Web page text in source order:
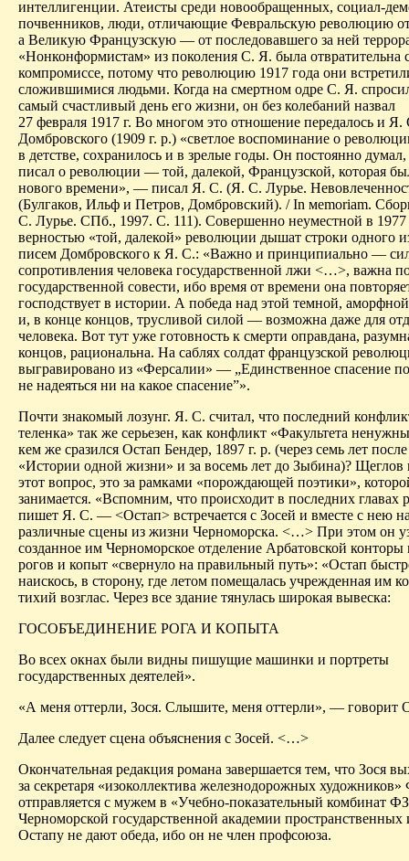
интеллигенции. Атеисты среди новообращенных, социал-
почвенников, люди, отличающие Февральскую революцию
а Великую Французскую — от последовавшего за ней
«Нонконформистам» из поколения С. Я. была отвратительна
компромиссе, потому что революцию 1917 года они
сложившимися людьми. Когда на смертном одре С. Я.
самый счастливый день его жизни, он без колебаний назвал
27 февраля 1917 г. Во многом это отношение передалось и
Домбровского (1909 г. р.) «светлое воспоминание о
в детстве, сохранилось и в зрелые годы. Он постоянно
писал о революции — той, далекой, Французской, которая
нового времени», — писал Я. С. (Я. С. Лурье.
(Булгаков, Ильф и Петров, Домбровский). /In мemoriam.
С. Лурье. СПб., 1997. С. 111). Совершенно неуместной в 1977
верностью «той, далекой» революции дышат строки одного
писем Домбровского к Я. С.: «Важно и принципиально —
сопротивления человека государственной лжи <…>, важна
государственной совести, ибо время от времени она
господствует в истории. А победа над этой темной,
и, в конце концов, трусливой силой — возможна даже для
человека. Вот тут уже готовность к смерти оправдана,
концов, рациональна. На саблях солдат французской
выгравировано из «Ферсалии» — „Единственное спасение
не надеяться ни на какое спасение”».
Почти знакомый лозунг. Я. С. считал, что последний
теленка» так же серьезен, как конфликт «Факультета
кем же сразился Остап Бендер, 1897 г. р. (через семь лет после
«Истории одной жизни» и за восемь лет до Зыбина)? Щеглов
этот вопрос, это за рамками «порождающей поэтики»,
занимается. «Вспомним, что происходит в последних
пишет Я. С. — <Остап> встречается с Зосей и вместе с нею
различные сцены из жизни Черноморска. <…> При этом он
созданное им Черноморское отделение Арбатовской конторы
рогов и копыт «свернуло на правильный путь»: «Остап
наискось, в сторону, где летом помещалась учрежденная им
тихий возглас. Через все здание тянулась широкая вывеска:
ГОСОБЪЕДИНЕНИЕ РОГА И КОПЫТА
Во всех окнах были видны пишущие машинки и портреты
государственных деятелей».
«А меня оттерли, Зося. Слышите, меня оттерли», — говорит
Далее следует сцена объяснения с Зосей. <…>
Окончательная редакция романа завершается тем, что Зося
за секретаря «изоколлектива железнодорожных художников»
отправляется с мужем в «Учебно-показательный комбинат
Черноморской государственной академии пространственных
Остапу не дают обеда, ибо он не член профсоюза.